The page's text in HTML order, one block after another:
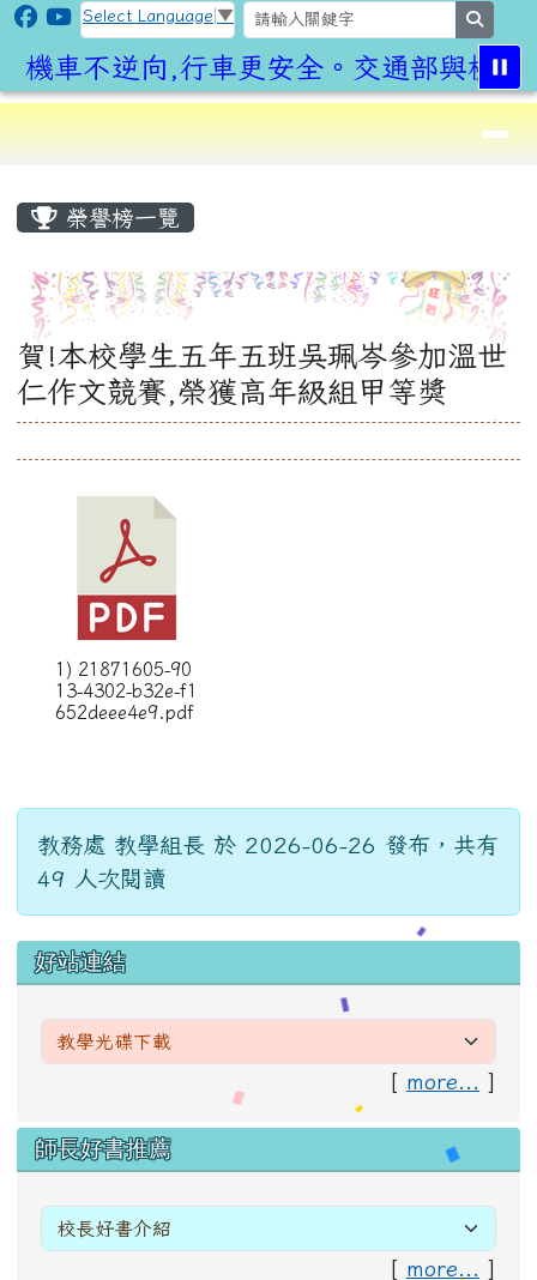
跳至主內容區
CLPS Site
Select Language ▼
機車不逆向,行車更安全。交通部與桃園
⏸
導覽列
榮譽榜一覽
賀!本校學生五年五班吳珮岑參加溫世
仁作文競賽,榮獲高年級組甲等獎
1) 21871605-90
13-4302-b32e-f1
652deee4e9.pdf
教務處 教學組長 於 2026-06-26 發布，共有
49 人次閱讀
左邊區域內容
好站連結
[ more... ]
右邊區域內容
師長好書推薦
[ more... ]